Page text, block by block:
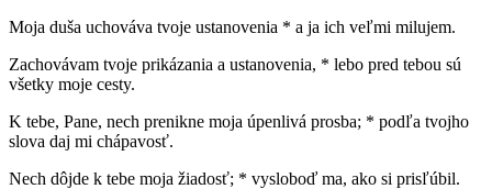
Moja duša uchováva tvoje ustanovenia * a ja ich veľmi milujem.
Zachovávam tvoje prikázania a ustanovenia, * lebo pred tebou sú
všetky moje cesty.
K tebe, Pane, nech prenikne moja úpenlivá prosba; * podľa tvojho
slova daj mi chápavosť.
Nech dôjde k tebe moja žiadosť; * vysloboď ma, ako si prisľúbil.